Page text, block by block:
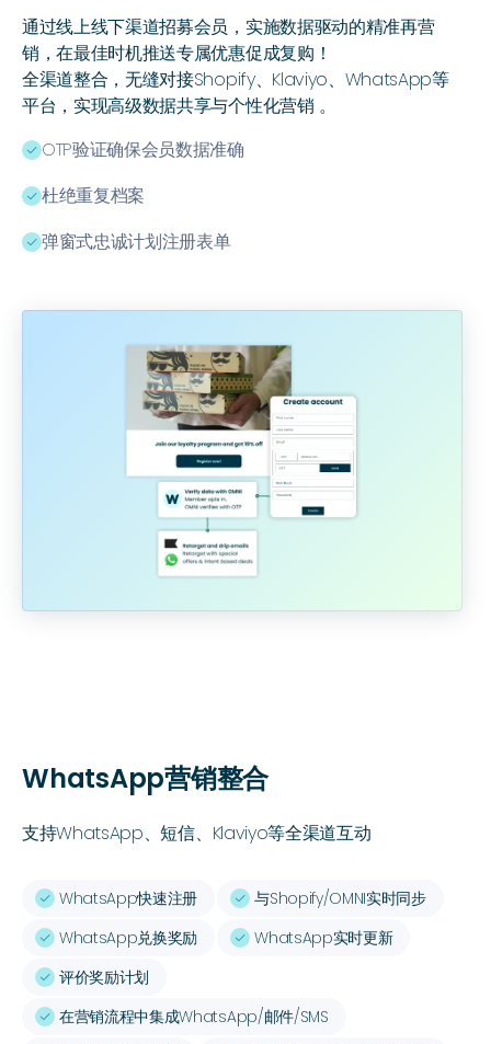
通过线上线下渠道招募会员，实施数据驱动的精准再营
销，在最佳时机推送专属优惠促成复购！
全渠道整合，无缝对接Shopify、Klaviyo、WhatsApp等
平台，实现高级数据共享与个性化营销 。
ﭭ OTP验证确保会员数据准确
ﭭ 杜绝重复档案
ﭭ 弹窗式忠诚计划注册表单
WhatsApp营销整合
支持WhatsApp、短信、Klaviyo等全渠道互动
ﭭ WhatsApp快速注册 ﭭ 与Shopify/OMNI实时同步
ﭭ WhatsApp兑换奖励 ﭭ WhatsApp实时更新
ﭭ 评价奖励计划
ﭭ 在营销流程中集成WhatsApp/邮件/SMS